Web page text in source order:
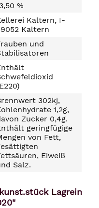
%
Kaltern, I-
Kaltern
und
302kj,
1,2g,
Zucker 0,4g.
geringfügige
von Fett,
Eiweiß
Salz.
Lagrein